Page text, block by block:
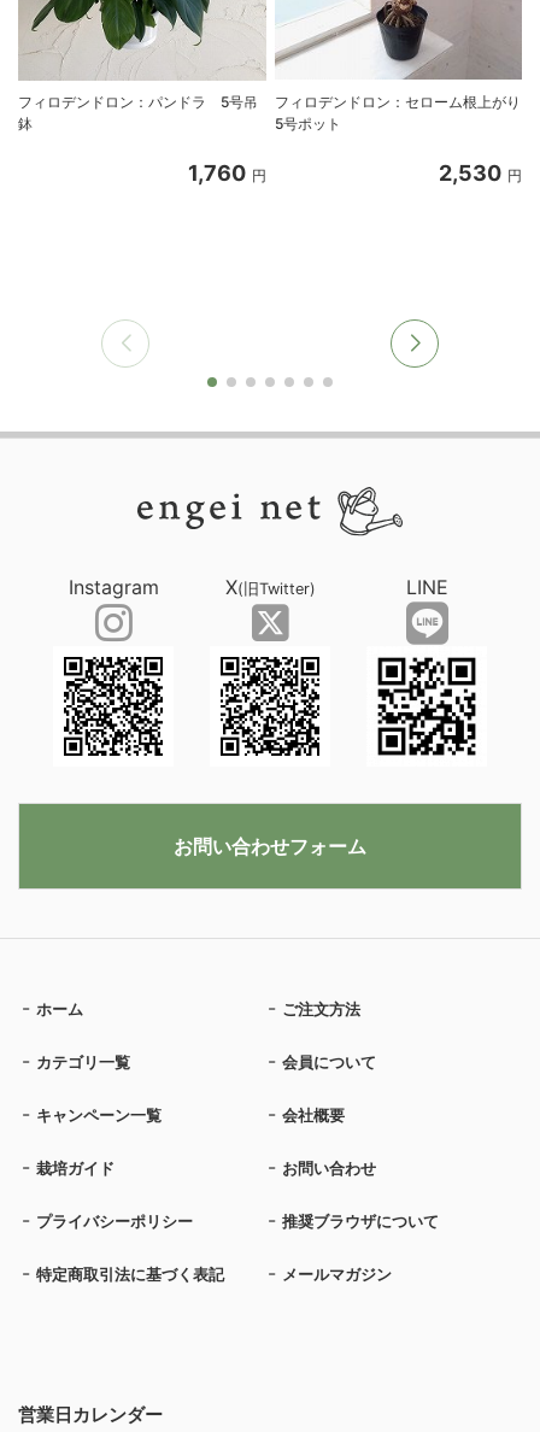
フィロデンドロン：パンドラ 5号吊
鉢
1,760 円
フィロデンドロン：セローム根上がり
5号ポット
2,530 円
営業日カレンダー
ホーム ご注文方法
カテゴリ一覧 会員について
キャンペーン一覧 会社概要
栽培ガイド お問い合わせ
プライバシーポリシー 推奨ブラウザについて
特定商取引法に基づく表記 メールマガジン
Instagram X(旧Twitter) LINE
お問い合わせフォーム